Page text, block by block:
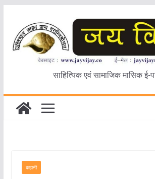
content
साहित्यिक एवं सामाजिक मासिक ई-
कहानी